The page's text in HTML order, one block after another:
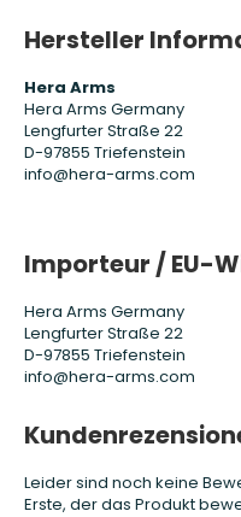
Hersteller
Hera Arms
Hera Arms Germany
Lengfurter Straße 22
D-97855 Triefenstein
info@hera-arms.com
Importeur / EU-
Hera Arms Germany
Lengfurter Straße 22
D-97855 Triefenstein
info@hera-arms.com
Leider sind noch keine
Erste, der das Produkt